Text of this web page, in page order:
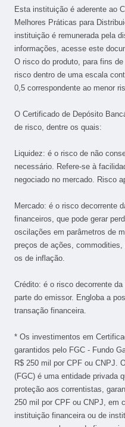
Esta instituição é aderente ao
Melhores Práticas para
instituição é remunerada pela
informações, acesse este
O risco do produto, para fins
risco dentro de uma escala
0,5 correspondente ao menor
O Certificado de Depósito
de risco, dentre os quais:
Liquidez: é o risco de não
necessário. Refere-se à
negociado no mercado. Risco
Mercado: é o risco decorrente
financeiros, que pode gerar
oscilações em parâmetros de
preços de ações,
os de inflação.
Crédito: é o risco decorrente
parte do emissor. Engloba a
transação financeira.
* Os investimentos em
garantidos pelo FGC - Fundo
R$ 250 mil por CPF ou CNPJ.
(FGC) é uma entidade privada
proteção aos correntistas,
250 mil por CPF ou CNPJ, em
instituição financeira ou de